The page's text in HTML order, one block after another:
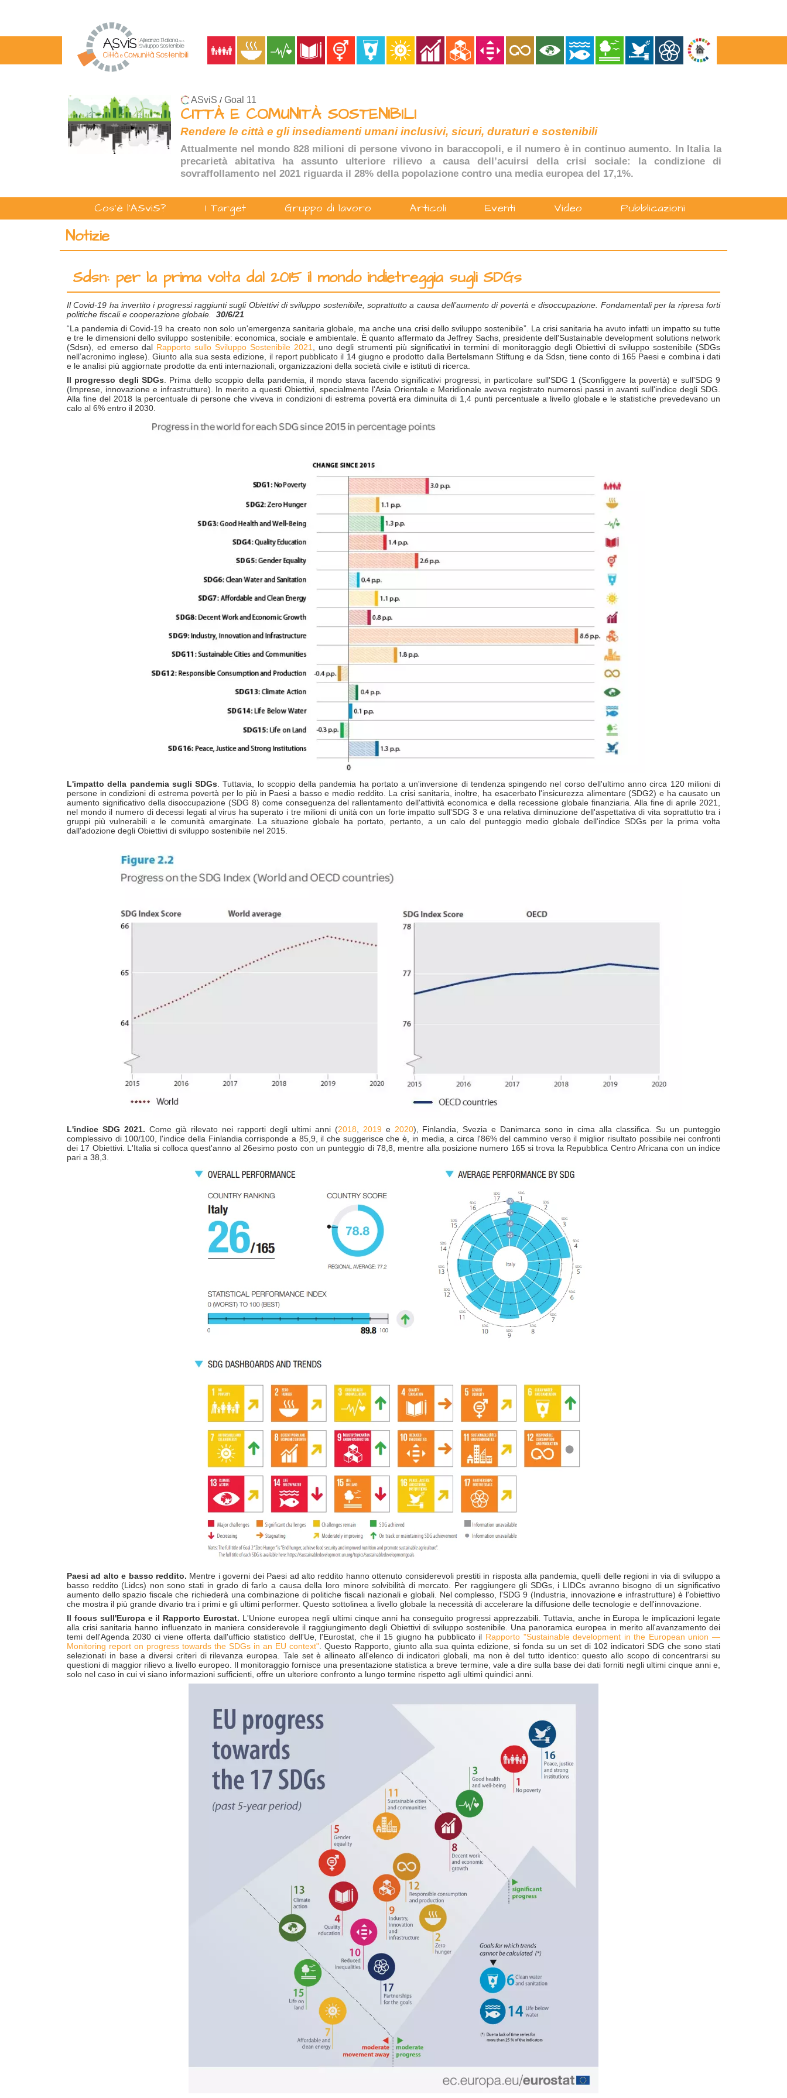
ASviS / Goal 11
CITTÀ E COMUNITÀ SOSTENIBILI
Rendere le città e gli insediamenti umani inclusivi, sicuri, duraturi e sostenibili
Attualmente nel mondo 828 milioni di persone vivono in baraccopoli, e il numero è in continuo aumento. In Italia la
precarietà abitativa ha assunto ulteriore rilievo a causa dell’acuirsi della crisi sociale: la condizione di
sovraffollamento nel 2021 riguarda il 28% della popolazione contro una media europea del 17,1%.
Cos'è l'ASviS? I Target Gruppo di lavoro Articoli Eventi Video Pubblicazioni
Notizie
Sdsn: per la prima volta dal 2015 il mondo indietreggia sugli SDGs
Il Covid-19 ha invertito i progressi raggiunti sugli Obiettivi di sviluppo sostenibile, soprattutto a causa dell’aumento di povertà e disoccupazione. Fondamentali per la ripresa forti
politiche fiscali e cooperazione globale. 30/6/21
“La pandemia di Covid-19 ha creato non solo un'emergenza sanitaria globale, ma anche una crisi dello sviluppo sostenibile”. La crisi sanitaria ha avuto infatti un impatto su tutte
e tre le dimensioni dello sviluppo sostenibile: economica, sociale e ambientale. È quanto affermato da Jeffrey Sachs, presidente dell'Sustainable development solutions network
(Sdsn), ed emerso dal Rapporto sullo Sviluppo Sostenibile 2021
, uno degli strumenti più significativi in termini di monitoraggio degli Obiettivi di sviluppo sostenibile (SDGs
nell’acronimo inglese). Giunto alla sua sesta edizione, il report pubblicato il 14 giugno e prodotto dalla Bertelsmann Stiftung e da Sdsn, tiene conto di 165 Paesi e combina i dati
e le analisi più aggiornate prodotte da enti internazionali, organizzazioni della società civile e istituti di ricerca.
Il progresso degli SDGs . Prima dello scoppio della pandemia, il mondo stava facendo significativi progressi, in particolare sull'SDG 1 (Sconfiggere la povertà) e sull'SDG 9
(Imprese, innovazione e infrastrutture). In merito a questi Obiettivi, specialmente l'Asia Orientale e Meridionale aveva registrato numerosi passi in avanti sull'indice degli SDG.
Alla fine del 2018 la percentuale di persone che viveva in condizioni di estrema povertà era diminuita di 1,4 punti percentuale a livello globale e le statistiche prevedevano un
calo al 6% entro il 2030.
L'impatto della pandemia sugli SDGs . Tuttavia, lo scoppio della pandemia ha portato a un'inversione di tendenza spingendo nel corso dell'ultimo anno circa 120 milioni di
persone in condizioni di estrema povertà per lo più in Paesi a basso e medio reddito. La crisi sanitaria, inoltre, ha esacerbato l'insicurezza alimentare (SDG2) e ha causato un
aumento significativo della disoccupazione (SDG 8) come conseguenza del rallentamento dell'attività economica e della recessione globale finanziaria. Alla fine di aprile 2021,
nel mondo il numero di decessi legati al virus ha superato i tre milioni di unità con un forte impatto sull'SDG 3 e una relativa diminuzione dell'aspettativa di vita soprattutto tra i
gruppi più vulnerabili e le comunità emarginate. La situazione globale ha portato, pertanto, a un calo del punteggio medio globale dell'indice SDGs per la prima volta
dall'adozione degli Obiettivi di sviluppo sostenibile nel 2015.
L'indice SDG 2021. Come già rilevato nei rapporti degli ultimi anni (2018 2019 e 2020), Finlandia, Svezia e Danimarca sono in cima alla classifica. Su un punteggio
complessivo di 100/100, l'indice della Finlandia corrisponde a 85,9, il che suggerisce che è, in media, a circa l'86% del cammino verso il miglior risultato possibile nei confronti
dei 17 Obiettivi. L'Italia si colloca quest'anno al 26esimo posto con un punteggio di 78,8, mentre alla posizione numero 165 si trova la Repubblica Centro Africana con un indice
pari a 38,3.
Paesi ad alto e basso reddito. Mentre i governi dei Paesi ad alto reddito hanno ottenuto considerevoli prestiti in risposta alla pandemia, quelli delle regioni in via di sviluppo a
basso reddito (Lidcs) non sono stati in grado di farlo a causa della loro minore solvibilità di mercato. Per raggiungere gli SDGs, i LIDCs avranno bisogno di un significativo
aumento dello spazio fiscale che richiederà una combinazione di politiche fiscali nazionali e globali. Nel complesso, l'SDG 9 (Industria, innovazione e infrastrutture) è l'obiettivo
che mostra il più grande divario tra i primi e gli ultimi performer. Questo sottolinea a livello globale la necessità di accelerare la diffusione delle tecnologie e dell'innovazione.
Il focus sull'Europa e il Rapporto Eurostat. L'Unione europea negli ultimi cinque anni ha conseguito progressi apprezzabili. Tuttavia, anche in Europa le implicazioni legate
alla crisi sanitaria hanno influenzato in maniera considerevole il raggiungimento degli Obiettivi di sviluppo sostenibile. Una panoramica europea in merito all'avanzamento dei
temi dell'Agenda 2030 ci viene offerta dall'ufficio statistico dell'Ue, l'Eurostat, che il 15 giugno ha pubblicato il Rapporto "Sustainable development in the European union —
Monitoring report on progress towards the SDGs in an EU context". Questo Rapporto, giunto alla sua quinta edizione, si fonda su un set di 102 indicatori SDG che sono stati
selezionati in base a diversi criteri di rilevanza europea. Tale set è allineato all'elenco di indicatori globali, ma non è del tutto identico: questo allo scopo di concentrarsi su
questioni di maggior rilievo a livello europeo. Il monitoraggio fornisce una presentazione statistica a breve termine, vale a dire sulla base dei dati forniti negli ultimi cinque anni e,
solo nel caso in cui vi siano informazioni sufficienti, offre un ulteriore confronto a lungo termine rispetto agli ultimi quindici anni.